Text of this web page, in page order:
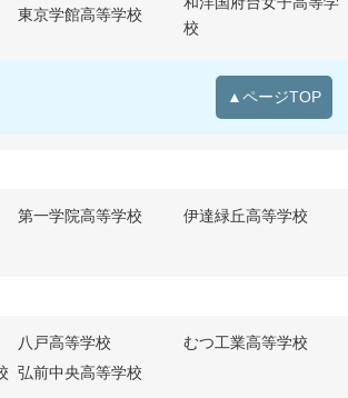
東京学館高等学校
校
▲ページTOP
第一学院高等学校
伊達緑丘高等学校
八戸高等学校
むつ工業高等学校
弘前中央高等学校